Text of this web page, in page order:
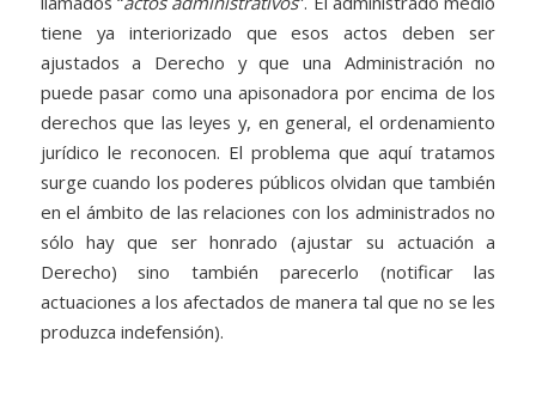
tiene ya interiorizado que esos actos deben ser
ajustados a Derecho y que una Administración no
puede pasar como una apisonadora por encima de los
derechos que las leyes y, en general, el ordenamiento
jurídico le reconocen. El problema que aquí tratamos
surge cuando los poderes públicos olvidan que también
en el ámbito de las relaciones con los administrados no
sólo hay que ser honrado (ajustar su actuación a
Derecho) sino también parecerlo (notificar las
actuaciones a los afectados de manera tal que no se les
produzca indefensión).